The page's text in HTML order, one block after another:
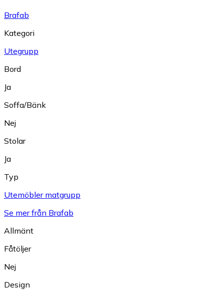
Brafab
Kategori
Utegrupp
Bord
Ja
Soffa/Bänk
Nej
Stolar
Ja
Typ
Utemöbler matgrupp
Se mer från Brafab
Allmänt
Fåtöljer
Nej
Design